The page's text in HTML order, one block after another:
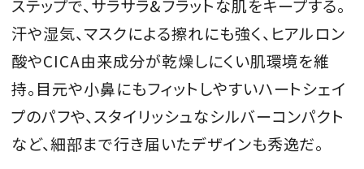
ステップで、サラサラ&フラットな肌をキープする。
汗や湿気、マスクによる擦れにも強く、ヒアルロン
酸やCICA由来成分が乾燥しにくい肌環境を維
持。目元や小鼻にもフィットしやすいハートシェイ
プのパフや、スタイリッシュなシルバーコンパクト
など、細部まで行き届いたデザインも秀逸だ。